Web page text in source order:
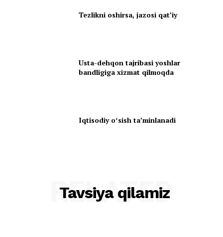
Tezlikni oshirsa, jazosi qatʼiy
Usta-dehqon tajribasi yoshlar
bandligiga xizmat qilmoqda
Iqtisodiy oʻsish taʼminlanadi
Tavsiya qilamiz
RELATED